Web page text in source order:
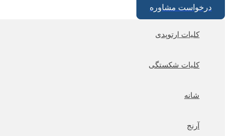
درخواست مشاوره
کلیات ارتوپدی
کلیات شکستگی
شانه
آرنج